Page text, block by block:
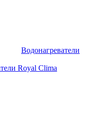
Водонагреватели
Royal Clima